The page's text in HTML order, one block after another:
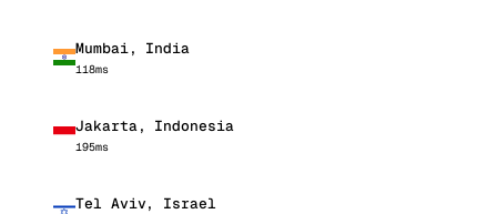
Mumbai, India
118ms
Jakarta, Indonesia
195ms
Tel Aviv, Israel